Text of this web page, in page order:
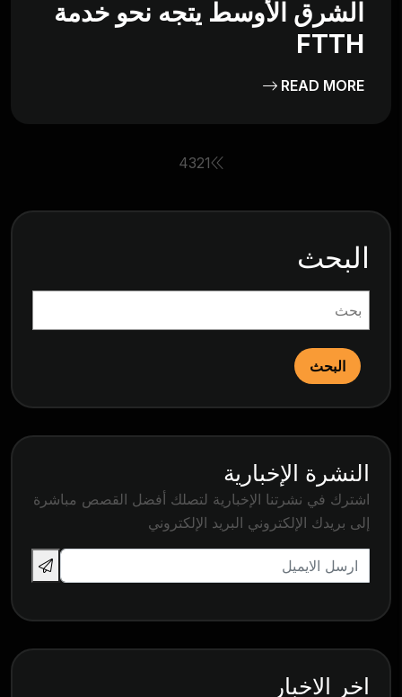
الشرق الأوسط يتجه نحو خدمة
FTTH
READ MORE
1
2
3
4
البحث
البحث
النشرة الإخبارية
اشترك في نشرتنا الإخبارية لتصلك أفضل القصص مباشرة
إلى بريدك الإلكتروني البريد الإلكتروني
اخر الاخبار